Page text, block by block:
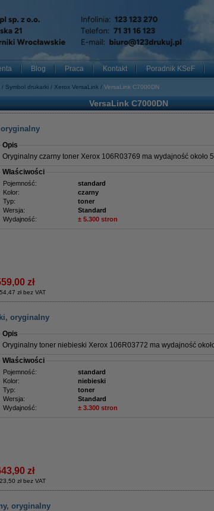
Blog Praca Kontakt Poradnik KSeF
Symbol drukarki Xerox VersaLink VersaLink C7000DN
VersaLink C7000DN
oryginalny
Opis
Oryginalny czarny toner Xerox 106R03769 ma wydajność około
Właściwości
Pojemność: standard
Kolor:
czarny
Typ:
toner
Wersja:
Standard
Wydajność:
± 5.300 stron
zł
zł bez VAT
oryginalny
Opis
Oryginalny toner niebieski Xerox 106R03772 ma wydajność
Właściwości
Pojemność: standard
Kolor:
niebieski
Typ:
toner
Wersja:
Standard
Wydajność:
± 3.300 stron
zł
zł bez VAT
oryginalny